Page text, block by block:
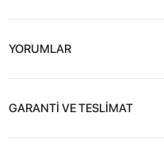
YORUMLAR
GARANTİ VE TESLİMAT